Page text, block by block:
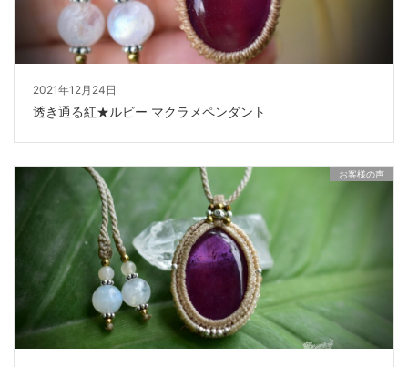
2021年12月24日
透き通る紅★ルビー マクラメペンダント
お客様の声